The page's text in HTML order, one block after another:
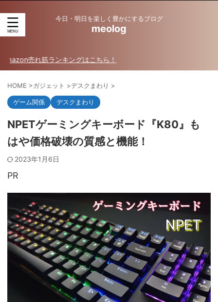
今日・明日を楽しく豊かにするブログ
meolog
ランキングはこちら！
HOME >ガジェット >デスクまわり >
ゲーム関係 デスクまわり
NPETゲーミングキーボード『K80』も
はや価格破壊の質感と機能！
2023年1月6日
PR